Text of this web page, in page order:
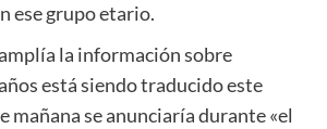
ese grupo etario.
la información sobre
está siendo traducido este
mañana se anunciaría durante «el